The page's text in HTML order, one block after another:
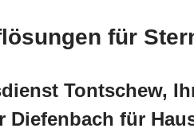
für
Tontschew,
Diefenbach für